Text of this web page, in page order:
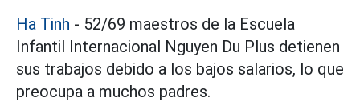
Ha Tinh - 52/69 maestros de la Escuela
Infantil Internacional Nguyen Du Plus detienen
sus trabajos debido a los bajos salarios, lo que
preocupa a muchos padres.